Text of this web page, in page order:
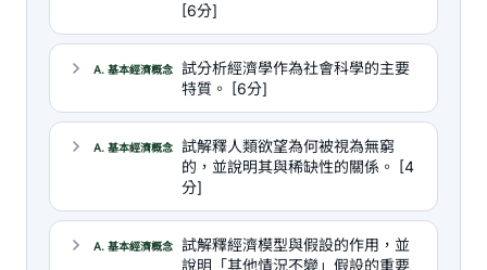
[6分]
A. 基本經濟概念
試分析經濟學作為社會科學的主要
特質。 [6分]
A. 基本經濟概念
試解釋人類欲望為何被視為無窮
的，並說明其與稀缺性的關係。 [4
分]
A. 基本經濟概念
試解釋經濟模型與假設的作用，並
說明「其他情況不變」假設的重要